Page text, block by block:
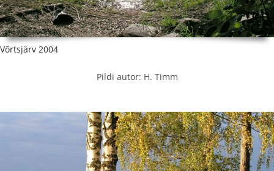
Võrtsjärv 2004
Pildi autor: H. Timm